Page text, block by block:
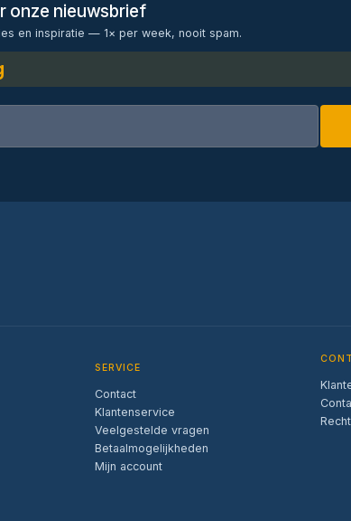
onze nieuwsbrief
en inspiratie — 1× per week, nooit spam.
SERVICE
Contact
Klantenservice
Veelgestelde vragen
Betaalmogelijkheden
Mijn account